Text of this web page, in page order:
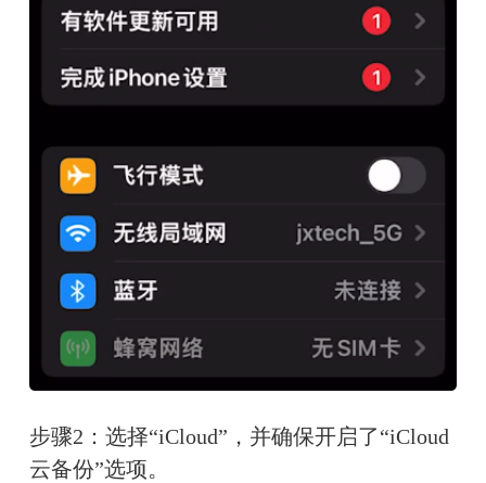
步骤2：选择“iCloud”，并确保开启了“iCloud
云备份”选项。